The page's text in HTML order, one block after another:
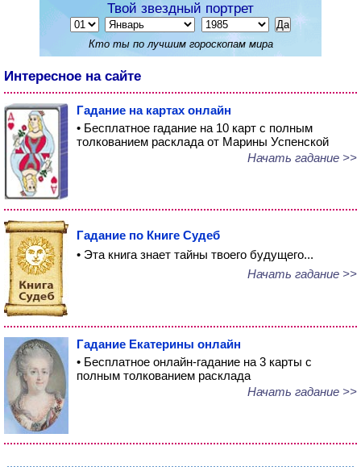
Твой звездный портрет
Кто ты по лучшим гороскопам мира
Интересное на сайте
Гадание на картах онлайн
• Бесплатное гадание на 10 карт с полным
толкованием расклада от Марины Успенской
Начать гадание >>
Гадание по Книге Судеб
• Эта книга знает тайны твоего будущего...
Начать гадание >>
Гадание Екатерины онлайн
• Бесплатное онлайн-гадание на 3 карты с
полным толкованием расклада
Начать гадание >>